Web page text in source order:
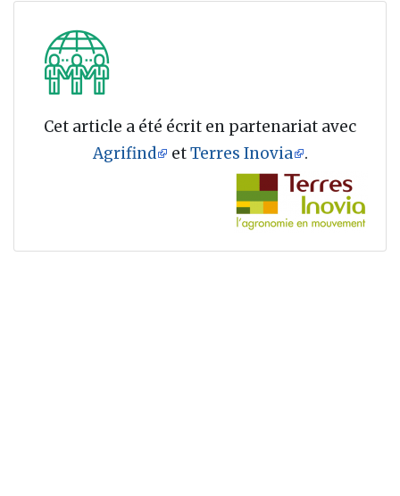
Cet article a été écrit en partenariat avec
Agrifind
etTerres Inovia .